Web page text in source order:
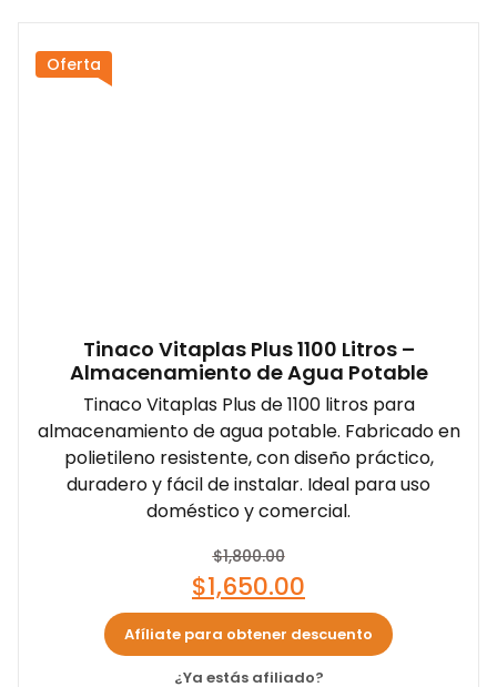
Oferta
Tinaco Vitaplas Plus 1100 Litros –
Almacenamiento de Agua Potable
Tinaco Vitaplas Plus de 1100 litros para
almacenamiento de agua potable. Fabricado en
polietileno resistente, con diseño práctico,
duradero y fácil de instalar. Ideal para uso
doméstico y comercial.
$1,800.00
$1,650.00
Afíliate para obtener descuento
¿Ya estás afiliado?